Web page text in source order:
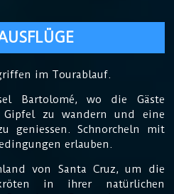
im Tourablauf.
Bartolomé, wo die Gäste
Gipfel zu wandern und eine
geniessen. Schnorcheln mit
erlauben.
von Santa Cruz, um die
in ihrer natürlichen